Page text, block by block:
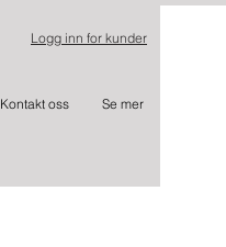
Logg inn for kunder
Kontakt oss Se mer